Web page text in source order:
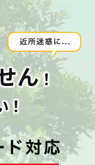
ん！
！